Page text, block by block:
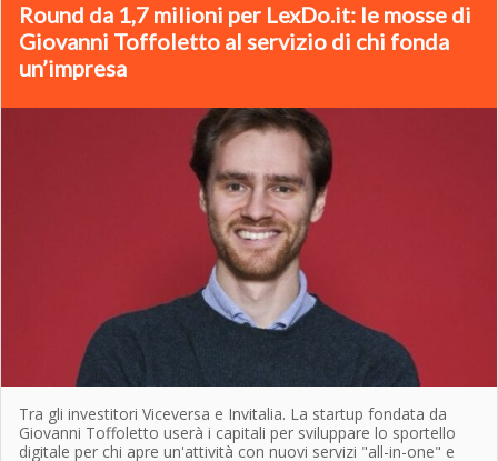
Round da 1,7 milioni per LexDo.it: le mosse di
Giovanni Toffoletto al servizio di chi fonda
un’impresa
Tra gli investitori Viceversa e Invitalia. La startup fondata da
Giovanni Toffoletto userà i capitali per sviluppare lo sportello
digitale per chi apre un'attività con nuovi servizi "all-in-one" e